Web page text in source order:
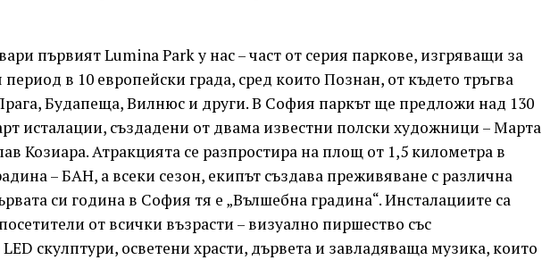
първият Lumina Park у нас – част от серия паркове, изгряващи за
в 10 европейски града, сред които Познан, от където тръгва
Будапеща, Вилнюс и други. В София паркът ще предложи над 130
исталации, създадени от двама известни полски художници – Марта
Козиара. Атракцията се разпростира на площ от 1,5 километра в
– БАН, а всеки сезон, екипът създава преживяване с различна
си година в София тя е „Вълшебна градина“. Инсталациите са
от всички възрасти – визуално пиршество със
скулптури, осветени храсти, дървета и завладяваща музика, които